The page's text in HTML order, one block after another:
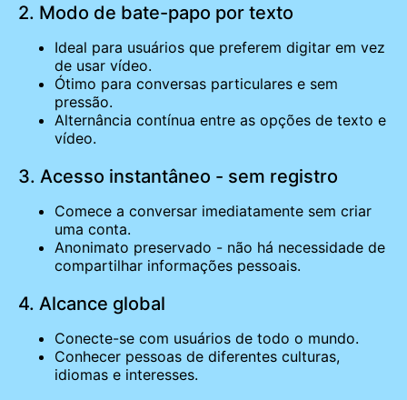
2. Modo de bate-papo por texto
Ideal para usuários que preferem digitar em vez
de usar vídeo.
Ótimo para conversas particulares e sem
pressão.
Alternância contínua entre as opções de texto e
vídeo.
3. Acesso instantâneo - sem registro
Comece a conversar imediatamente sem criar
uma conta.
Anonimato preservado - não há necessidade de
compartilhar informações pessoais.
4. Alcance global
Conecte-se com usuários de todo o mundo.
Conhecer pessoas de diferentes culturas,
idiomas e interesses.